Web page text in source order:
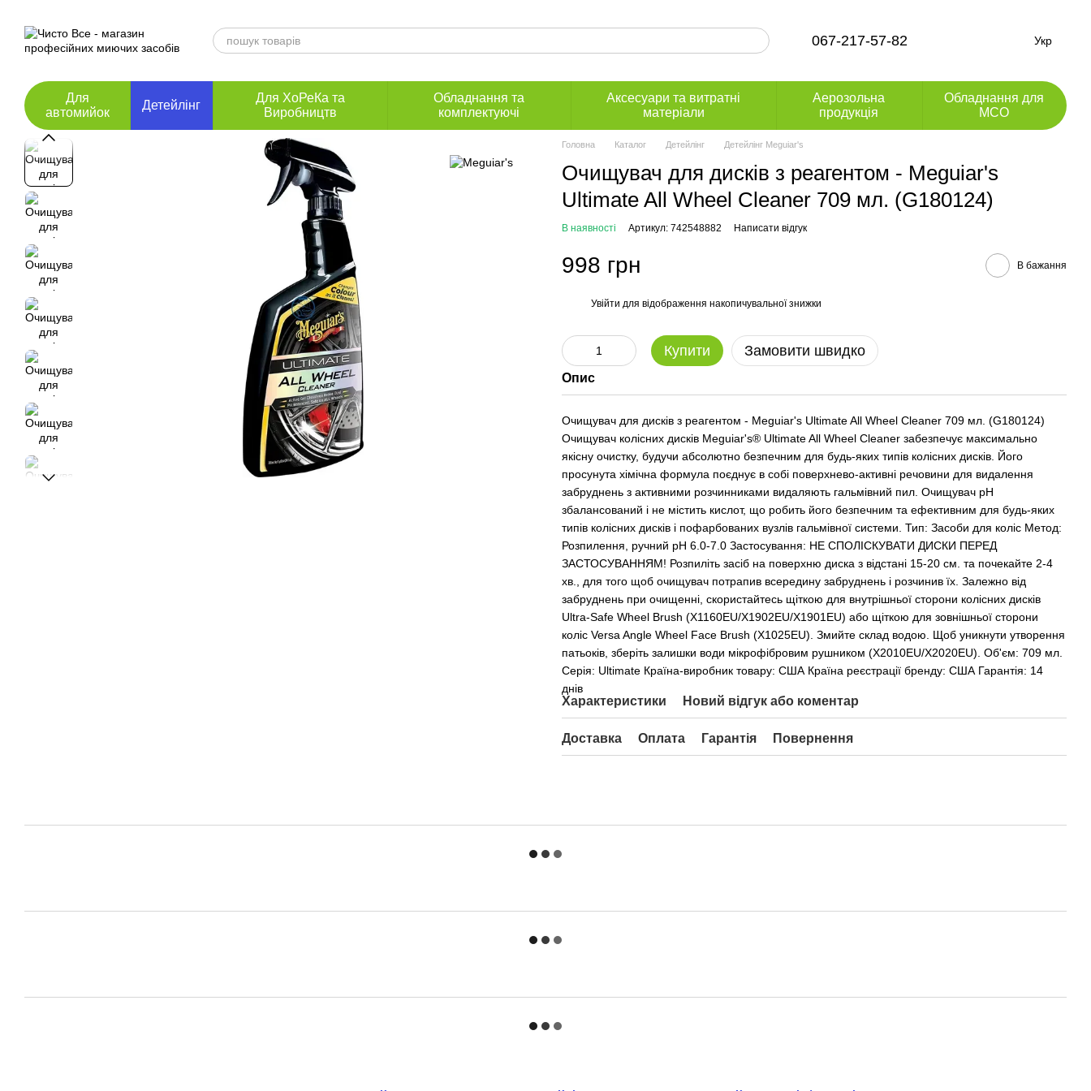
067-217-57-82 Укр
Для
автомийок
Детейлінг
Для ХоРеКа та
Виробництв
Обладнання та
комплектуючі
Аксесуари та витратні
матеріали
Аерозольна
продукція
Обладнання для
МСО
Головна Каталог Детейлінг Детейлінг Meguiar's
Очищувач для дисків з реагентом - Meguiar's
Ultimate All Wheel Cleaner 709 мл. (G180124)
В наявності Артикул: 742548882 Написати відгук
998 грн В бажання
Увійти для відображення накопичувальної знижки
Купити Замовити швидко
Опис
Очищувач для дисків з реагентом - Meguiar's Ultimate All Wheel Cleaner 709 мл. (G180124)
Очищувач колісних дисків Meguiar's® Ultimate All Wheel Cleaner забезпечує максимально
якісну очистку, будучи абсолютно безпечним для будь-яких типів колісних дисків. Його
просунута хімічна формула поєднує в собі поверхнево-активні речовини для видалення
забруднень з активними розчинниками видаляють гальмівний пил. Очищувач pH
збалансований і не містить кислот, що робить його безпечним та ефективним для будь-яких
типів колісних дисків і пофарбованих вузлів гальмівної системи. Тип: Засоби для коліс Метод:
Розпилення, ручний pH 6.0-7.0 Застосування: НЕ СПОЛІСКУВАТИ ДИСКИ ПЕРЕД
ЗАСТОСУВАННЯМ! Розпиліть засіб на поверхню диска з відстані 15-20 см. та почекайте 2-4
хв., для того щоб очищувач потрапив всередину забруднень і розчинив їх. Залежно від
забруднень при очищенні, скористайтесь щіткою для внутрішньої сторони колісних дисків
Ultra-Safe Wheel Brush (X1160EU/X1902EU/X1901EU) або щіткою для зовнішньої сторони
коліс Versa Angle Wheel Face Brush (X1025EU). Змийте склад водою. Щоб уникнути утворення
патьоків, зберіть залишки води мікрофібровим рушником (X2010EU/X2020EU). Об'єм: 709 мл.
Серія: Ultimate Країна-виробник товару: США Країна реєстрації бренду: США Гарантія: 14
днів
Характеристики Новий відгук або коментар
Доставка Оплата Гарантія Повернення